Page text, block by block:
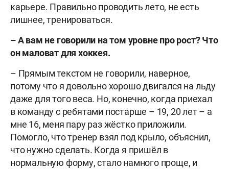
карьере. Правильно проводить лето, не есть
лишнее, тренироваться.
– А вам не говорили на том уровне про рост? Что
он маловат для хоккея.
– Прямым текстом не говорили, наверное,
потому что я довольно хорошо двигался на льду
даже для того веса. Но, конечно, когда приехал
в команду с ребятами постарше – 19, 20 лет – а
мне 16, меня пару раз жёстко приложили.
Помогло, что тренер взял под крыло, объяснил,
что нужно сделать. Когда я пришёл в
нормальную форму, стало намного проще, и